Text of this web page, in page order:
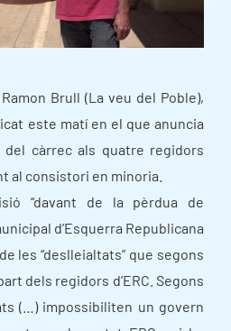
Brull (La veu del Poble),
este matí en el que anuncia
càrrec als quatre regidors
al consistori en minoria.
“davant de la pèrdua de
d’Esquerra Republicana
les “deslleialtats” que segons
dels regidors d’ERC. Segons
(…) impossibiliten un govern